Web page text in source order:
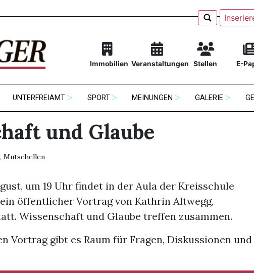
Immobilien Veranstaltungen Stellen E-
UNTERFREIAMT SPORT MEINUNGEN GALERIE
und Glaube
, Mutschellen
um 19 Uhr findet in der Aula der Kreisschule
öffentlicher Vortrag von Kathrin Altwegg,
Wissenschaft und Glaube treffen zusammen.
Vortrag gibt es Raum für Fragen, Diskussionen und